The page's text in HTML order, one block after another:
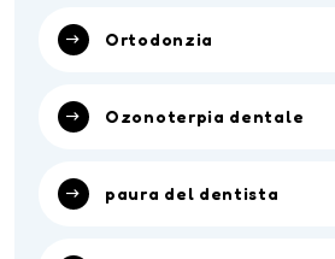
Ortodonzia
Ozonoterpia dentale
paura del dentista